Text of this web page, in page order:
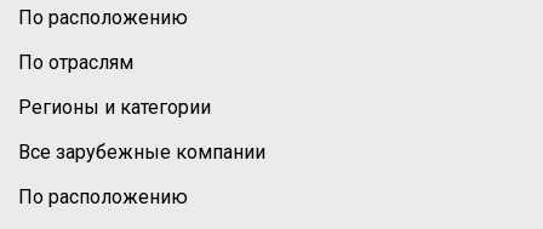
По расположению
По отраслям
Регионы и категории
Все зарубежные компании
По расположению